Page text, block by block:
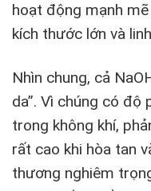
hoạt động mạnh
kích thước lớn và
Nhìn chung, cả
da”. Vì chúng có độ
trong không khí,
rất cao khi hòa tan
thương nghiêm